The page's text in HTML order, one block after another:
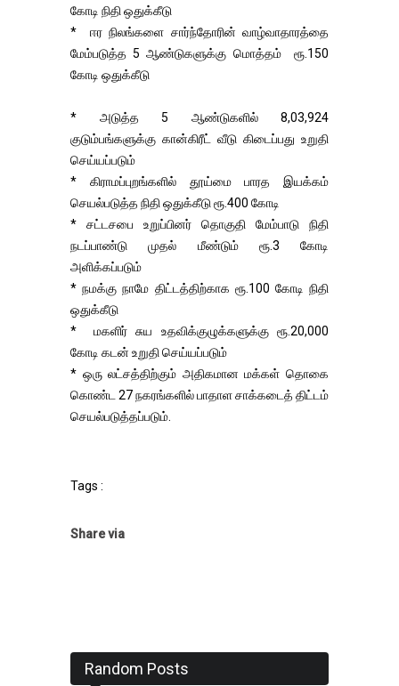
கோடி நிதி ஒதுக்கீடு
* ஈர நிலங்களை சார்ந்தோரின் வாழ்வாதாரத்தை
மேம்படுத்த 5 ஆண்டுகளுக்கு மொத்தம் ரூ.150
கோடி ஒதுக்கீடு
* அடுத்த 5 ஆண்டுகளில் 8,03,924
குடும்பங்களுக்கு கான்கிரீட் வீடு கிடைப்பது உறுதி
செய்யப்படும்
* கிராமப்புறங்களில் தூய்மை பாரத இயக்கம்
செயல்படுத்த நிதி ஒதுக்கீடு ரூ.400 கோடி
* சட்டசபை உறுப்பினர் தொகுதி மேம்பாடு நிதி
நடப்பாண்டு முதல் மீண்டும் ரூ.3 கோடி
அளிக்கப்படும்
* நமக்கு நாமே திட்டத்திற்காக ரூ.100 கோடி நிதி
ஒதுக்கீடு
* மகளிர் சுய உதவிக்குழுக்களுக்கு ரூ.20,000
கோடி கடன் உறுதி செய்யப்படும்
* ஒரு லட்சத்திற்கும் அதிகமான மக்கள் தொகை
கொண்ட 27 நகரங்களில் பாதாள சாக்கடைத் திட்டம்
செயல்படுத்தப்படும்.
Tags :
Share via
Random Posts